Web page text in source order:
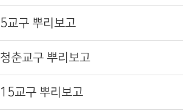
5교구 뿌리보고
청춘교구 뿌리보고
15교구 뿌리보고